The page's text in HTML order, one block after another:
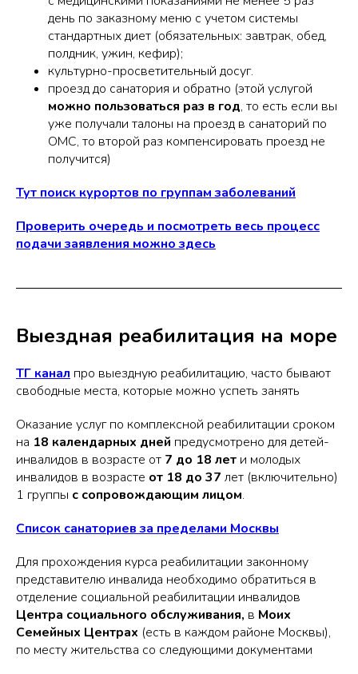
день по заказному меню с учетом системы
стандартных диет (обязательных: завтрак, обед,
полдник, ужин, кефир);
культурно-просветительный досуг.
проезд до санатория и обратно (этой услугой
можно пользоваться раз в год, то есть если вы
уже получали талоны на проезд в санаторий по
ОМС, то второй раз компенсировать проезд не
получится)
Тут поиск курортов по группам заболеваний
Проверить очередь и посмотреть весь процесс
подачи заявления можно здесь
Выездная реабилитация на море
ТГ канал про выездную реабилитацию, часто бывают
свободные места, которые можно успеть занять
Оказание услуг по комплексной реабилитации сроком
на 18 календарных дней предусмотрено для детей-
инвалидов в возрасте от 7 до 18 лет и молодых
инвалидов в возрасте от 18 до 37 лет (включительно)
1 группы с сопровождающим лицом.
Список санаториев за пределами Москвы
Для прохождения курса реабилитации законному
представителю инвалида необходимо обратиться в
отделение социальной реабилитации инвалидов
Центра социального обслуживания, в Моих
Семейных Центрах (есть в каждом районе Москвы),
по месту жительства со следующими документами